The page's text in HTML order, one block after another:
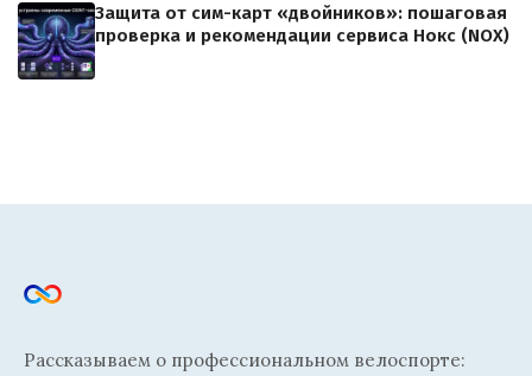
Защита от сим-карт «двойников»: пошаговая
проверка и рекомендации сервиса Нокс (NOX)
Рассказываем о профессиональном велоспорте: